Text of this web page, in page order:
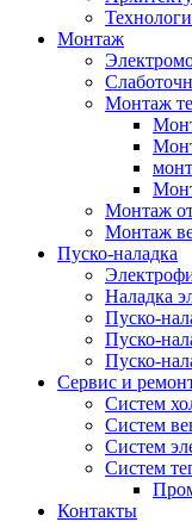
Монтаж
Монтаж
Монтаж
Монтаж
Пуско-наладка
Наладка
Пуско-
Пуско-
Пуско-
Сервис и
Систем
Систем
Систем
Систем
Контакты